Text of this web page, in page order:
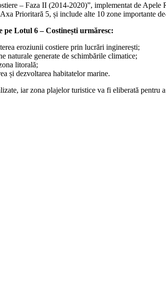
– Faza II (2014-2020)”, implementat de
Prioritară 5, și include alte 10 zone importante
pe Lotul 6 – Costinești urmăresc:
eroziunii costiere prin lucrări inginerești;
naturale generate de schimbările climatice;
litorală;
și dezvoltarea habitatelor marine.
iar zona plajelor turistice va fi eliberată pentru